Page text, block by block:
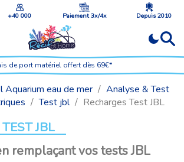
+40 000 Paiement 3x/4x Depuis 2010
de port matériel offert dès 69€*
Aquarium eau de mer
Analyse & Test
Test jbl Recharges Test JBL
JBL
remplaçant vos tests JBL